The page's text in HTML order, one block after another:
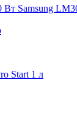
Вт Samsung
Start 1 л